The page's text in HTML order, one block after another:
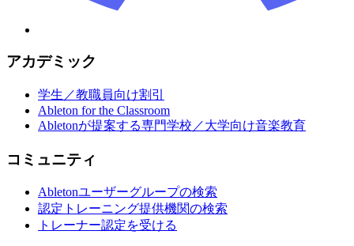
アカデミック
学生／教職員向け割引
Ableton for the Classroom
Abletonが提案する専門学校／大学向け音楽教育
コミュニティ
Abletonユーザーグループの検索
認定トレーニング提供機関の検索
トレーナー認定を受ける